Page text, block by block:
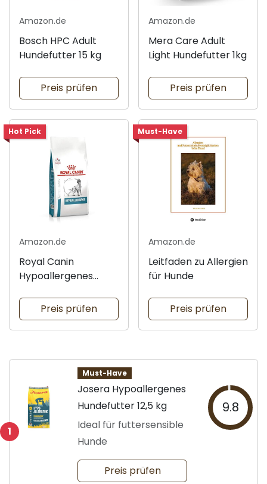
Amazon.de
Bosch HPC Adult
Hundefutter 15 kg
Preis prüfen
Amazon.de
Mera Care Adult
Light Hundefutter 1kg
Preis prüfen
Hot Pick
Amazon.de
Royal Canin
Hypoallergenes
Preis prüfen
Must-Have
Amazon.de
Leitfaden zu Allergien
für Hunde
Preis prüfen
1
Must-Have
Josera Hypoallergenes
Hundefutter 12,5 kg
Ideal für futtersensible
Hunde
9.8
Preis prüfen